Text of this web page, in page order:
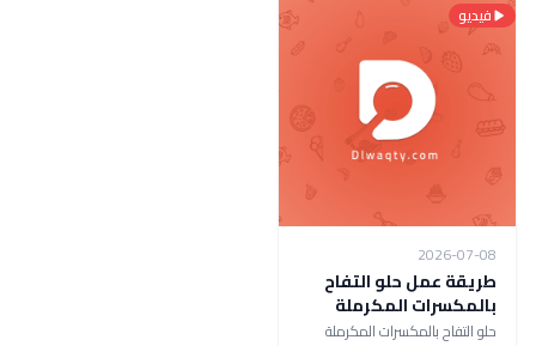
فيديو
2026-07-08
طريقة عمل حلو التفاح
بالمكسرات المكرملة
حلو التفاح بالمكسرات المكرملة